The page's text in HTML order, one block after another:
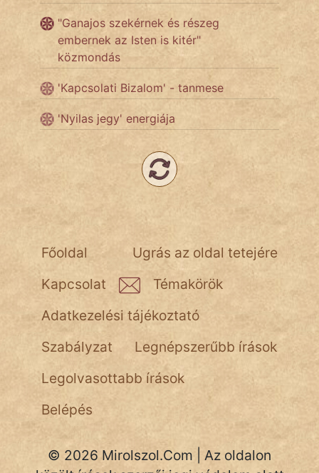
ZENE
FILM
És
TÖRTÉNELEM
fantom
Hunor
Jób Gedeon
Láron Ádám
mikkamakka
vörös ördög
nagyöreg
"Ganajos szekérnek és részeg
embernek az Isten is kitér"
közmondás
'Kapcsolati Bizalom' - tanmese
'Nyilas jegy' energiája
Ugrás az oldal tetejére
Főoldal
Kapcsolat
Témakörök
Adatkezelési tájékoztató
Szabályzat
Legnépszerűbb írások
Legolvasottabb írások
Belépés
© 2026 Mirolszol.Com | Az oldalon